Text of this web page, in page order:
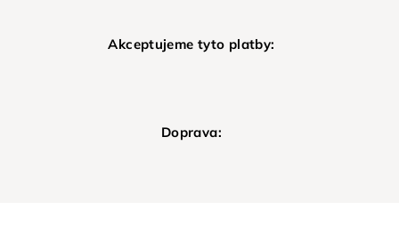
Akceptujeme tyto platby:
Doprava: